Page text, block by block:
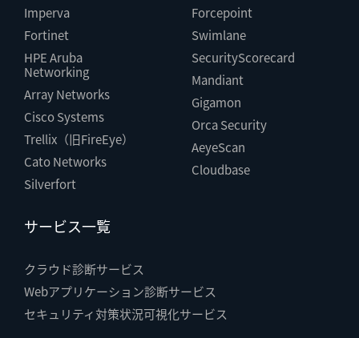
Imperva
Fortinet
HPE Aruba
Networking
Array Networks
Cisco Systems
Trellix（旧FireEye）
Cato Networks
Silverfort
Forcepoint
Swimlane
SecurityScorecard
Mandiant
Gigamon
Orca Security
AeyeScan
Cloudbase
サービス一覧
クラウド診断サービス
Webアプリケーション診断サービス
セキュリティ対策状況可視化サービス